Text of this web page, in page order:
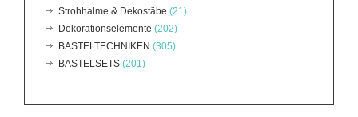
Strohhalme & Dekostäbe (21)
Dekorationselemente (202)
BASTELTECHNIKEN (305)
BASTELSETS (201)